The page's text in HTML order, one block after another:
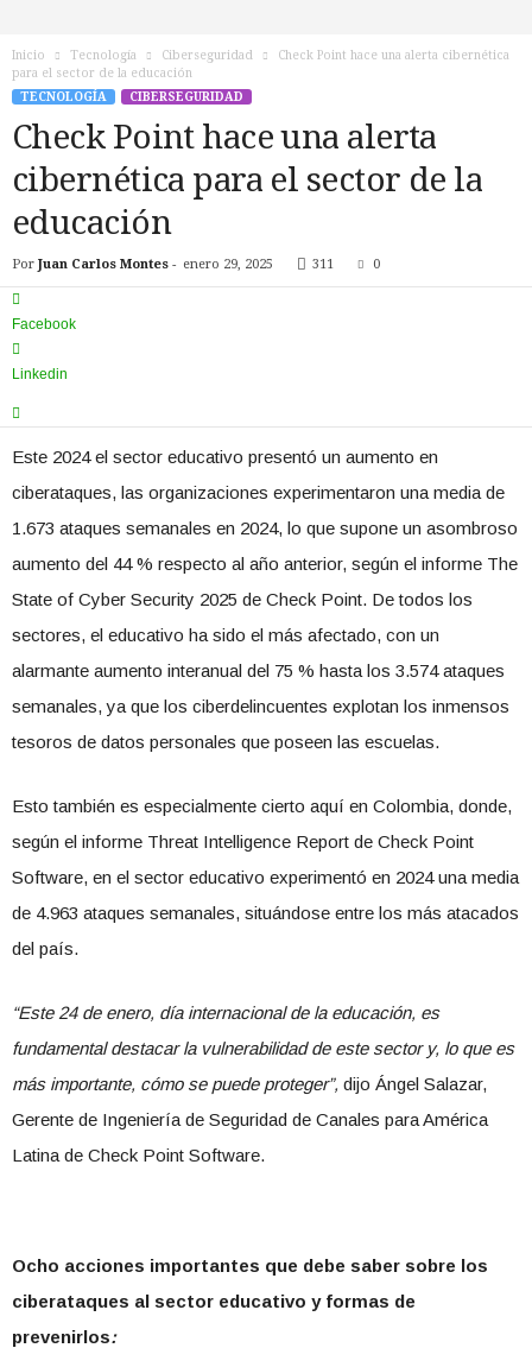
Inicio Tecnología Ciberseguridad
Check Point hace una alerta cibernética
para el sector de la educación
TECNOLOGÍA
CIBERSEGURIDAD
Check Point hace una alerta
cibernética para el sector de la
educación
Por Juan Carlos Montes - enero 29, 2025 311 0
Facebook
Linkedin
Este 2024 el sector educativo presentó un aumento en
ciberataques, las organizaciones experimentaron una media de
1.673 ataques semanales en 2024, lo que supone un asombroso
aumento del 44 % respecto al año anterior, según el informe The
State of Cyber Security 2025 de Check Point. De todos los
sectores, el educativo ha sido el más afectado, con un
alarmante aumento interanual del 75 % hasta los 3.574 ataques
semanales, ya que los ciberdelincuentes explotan los inmensos
tesoros de datos personales que poseen las escuelas.
Esto también es especialmente cierto aquí en Colombia, donde,
según el informe Threat Intelligence Report de Check Point
Software, en el sector educativo experimentó en 2024 una media
de 4.963 ataques semanales, situándose entre los más atacados
del país.
“Este 24 de enero, día internacional de la educación, es
fundamental destacar la vulnerabilidad de este sector y, lo que es
más importante, cómo se puede proteger”, dijo Ángel Salazar,
Gerente de Ingeniería de Seguridad de Canales para América
Latina de Check Point Software.
Ocho acciones importantes que debe saber sobre los
ciberataques al sector educativo y formas de
prevenirlos: